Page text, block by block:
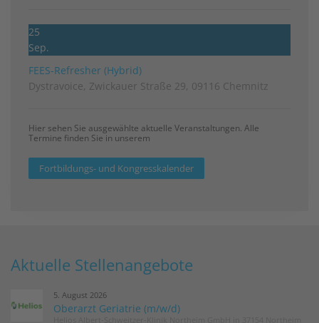
25
Sep.
FEES-Refresher (Hybrid)
Dystravoice, Zwickauer Straße 29, 09116 Chemnitz
Hier sehen Sie ausgewählte aktuelle Veranstaltungen. Alle
Termine finden Sie in unserem
Fortbildungs- und Kongresskalender
Aktuelle Stellenangebote
5. August 2026
Oberarzt Geriatrie (m/w/d)